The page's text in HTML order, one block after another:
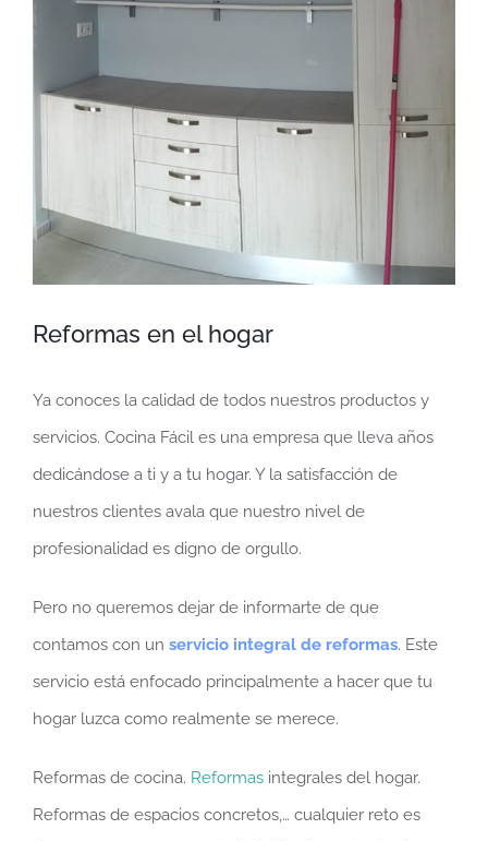
Reformas en el hogar
Ya conoces la calidad de todos nuestros productos y
servicios. Cocina Fácil es una empresa que lleva años
dedicándose a ti y a tu hogar. Y la satisfacción de
nuestros clientes avala que nuestro nivel de
profesionalidad es digno de orgullo.
Pero no queremos dejar de informarte de que
contamos con un servicio integral de reformas. Este
servicio está enfocado principalmente a hacer que tu
hogar luzca como realmente se merece.
Reformas de cocina. Reformas integrales del hogar.
Reformas de espacios concretos,… cualquier reto es